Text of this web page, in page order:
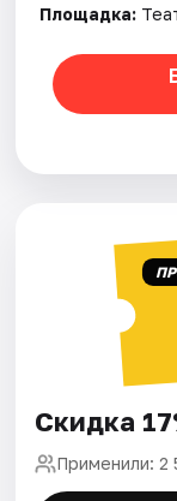
Площадка:
Скидка
Применили: 2